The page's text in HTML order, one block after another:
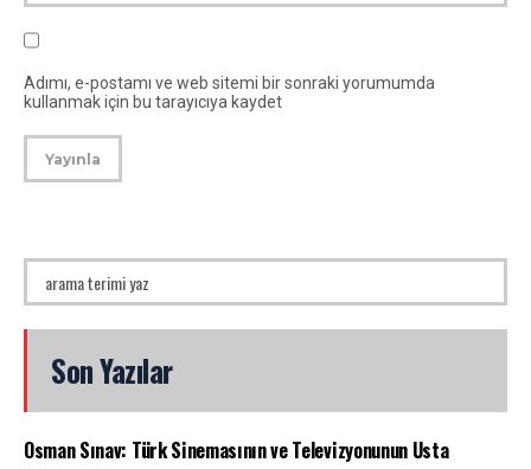
Adımı, e-postamı ve web sitemi bir sonraki yorumumda
kullanmak için bu tarayıcıya kaydet
Son Yazılar
Osman Sınav: Türk Sinemasının ve Televizyonunun Usta